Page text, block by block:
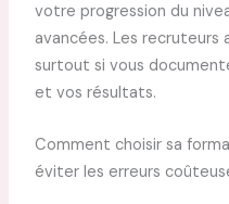
votre progression du
avancées. Les
surtout si vous
et vos résultats.
Comment choisir sa
éviter les erreurs